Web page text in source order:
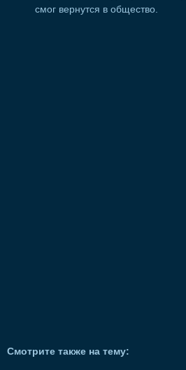
смог вернутся в общество.
Смотрите также на тему: